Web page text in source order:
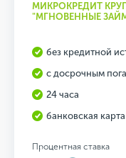
МИКРОКРЕДИТ
"МГНОВЕННЫЕ
без кредитной
с досрочным
24 часа
банковская карта
Процентная ставка